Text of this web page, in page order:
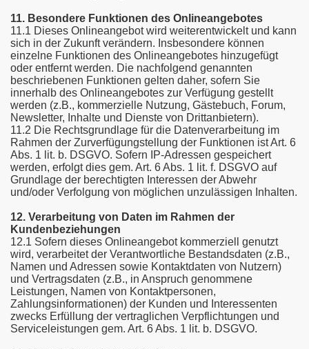
11. Besondere Funktionen des Onlineangebotes
11.1 Dieses Onlineangebot wird weiterentwickelt und kann
sich in der Zukunft verändern. Insbesondere können
einzelne Funktionen des Onlineangebotes hinzugefügt
oder entfernt werden. Die nachfolgend genannten
beschriebenen Funktionen gelten daher, sofern Sie
innerhalb des Onlineangebotes zur Verfügung gestellt
werden (z.B., kommerzielle Nutzung, Gästebuch, Forum,
Newsletter, Inhalte und Dienste von Drittanbietern).
11.2 Die Rechtsgrundlage für die Datenverarbeitung im
Rahmen der Zurverfügungstellung der Funktionen ist Art. 6
Abs. 1 lit. b. DSGVO. Sofern IP-Adressen gespeichert
werden, erfolgt dies gem. Art. 6 Abs. 1 lit. f. DSGVO auf
Grundlage der berechtigten Interessen der Abwehr
und/oder Verfolgung von möglichen unzulässigen Inhalten.
12. Verarbeitung von Daten im Rahmen der
Kundenbeziehungen
12.1 Sofern dieses Onlineangebot kommerziell genutzt
wird, verarbeitet der Verantwortliche Bestandsdaten (z.B.,
Namen und Adressen sowie Kontaktdaten von Nutzern)
und Vertragsdaten (z.B., in Anspruch genommene
Leistungen, Namen von Kontaktpersonen,
Zahlungsinformationen) der Kunden und Interessenten
zwecks Erfüllung der vertraglichen Verpflichtungen und
Serviceleistungen gem. Art. 6 Abs. 1 lit. b. DSGVO.